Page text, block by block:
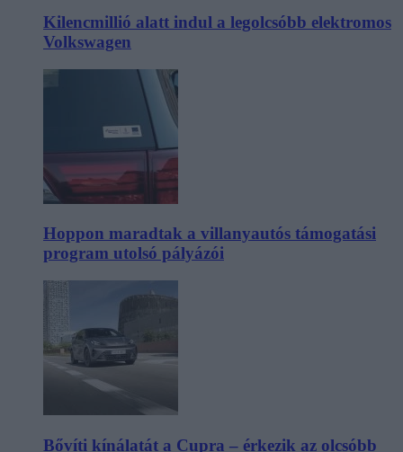
Kilencmillió alatt indul a legolcsóbb elektromos
Volkswagen
Hoppon maradtak a villanyautós támogatási
program utolsó pályázói
Bővíti kínálatát a Cupra – érkezik az olcsóbb